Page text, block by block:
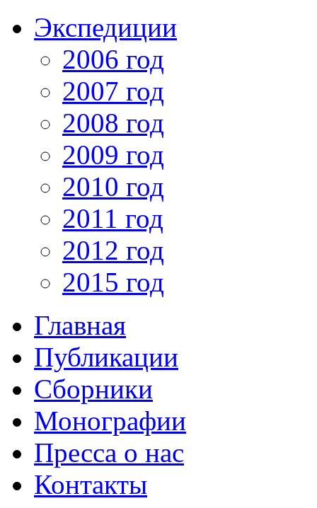
Экспедиции
2006 год
2007 год
2008 год
2009 год
2010 год
2011 год
2012 год
2015 год
Главная
Публикации
Сборники
Монографии
Пресса о нас
Контакты